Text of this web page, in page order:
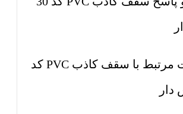
محصولات مرتبط با سقف کاذب PVC کد